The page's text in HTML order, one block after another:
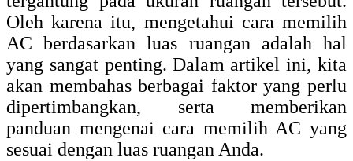
Oleh karena itu, mengetahui cara memilih
AC berdasarkan luas ruangan adalah hal
yang sangat penting. Dalam artikel ini, kita
akan membahas berbagai faktor yang perlu
dipertimbangkan, serta memberikan
panduan mengenai cara memilih AC yang
sesuai dengan luas ruangan Anda.